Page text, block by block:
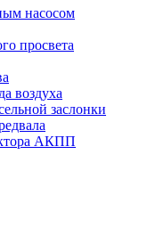
насосом
просвета
воздуха
заслонки
АКПП